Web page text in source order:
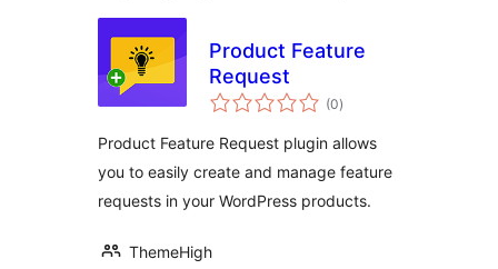
Product Feature
Request
(0total
de
)
Product Feature Request plugin allows
you to easily create and manage feature
requests in your WordPress products.
ThemeHigh